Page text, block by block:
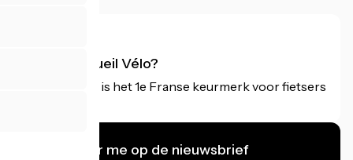
Wat is Accueil Vélo?
Accueil Vélo is het 1e Franse keurmerk voor fietsers
Ik abonneer me op de nieuwsbrief